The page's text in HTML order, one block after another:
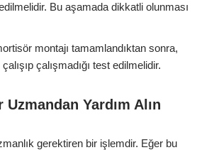
Bu aşamada dikkatli olunması
montajı tamamlandıktan sonra,
çalışmadığı test edilmelidir.
Yardım Alın
gerektiren bir işlemdir. Eğer bu